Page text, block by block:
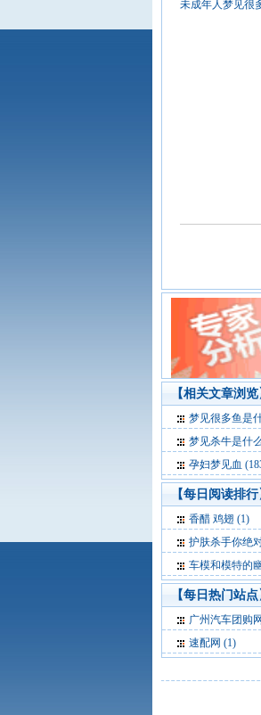
未成年人梦见很
【相关文章浏览
梦见很多鱼是
梦见杀牛是什
孕妇梦见血
【每日阅读排行
香醋 鸡翅 (1)
护肤杀手你绝
车模和模特的
【每日热门站点
广州汽车团购网
速配网 (1)